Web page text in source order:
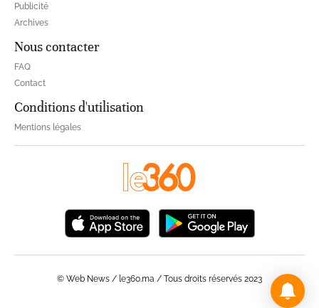
Publicité
Archives
Nous contacter
FAQ
Contact
Conditions d'utilisation
Mentions légales
© Web News / le360.ma / Tous droits réservés 2023